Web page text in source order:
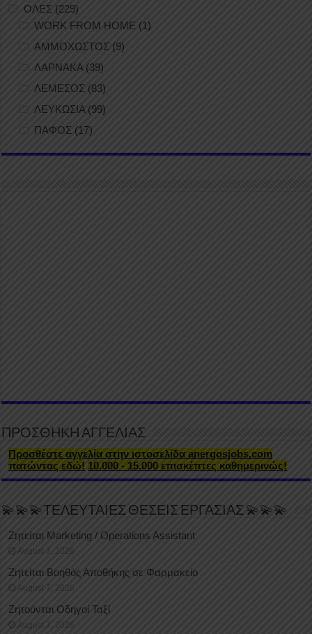
ΟΛΕΣ (229)
WORK FROM HOME (1)
ΑΜΜΟΧΩΣΤΟΣ (9)
ΛΑΡΝΑΚΑ (39)
ΛΕΜΕΣΟΣ (83)
ΛΕΥΚΩΣΙΑ(99)
ΠΑΦΟΣ (17)
ΠΡΟΣΘΗΚΗ ΑΓΓΕΛΙΑΣ
Προσθέστε αγγελία στην ιστοσελίδα anergosjobs.com
πατώντας εδώ! 10.000 - 15.000 επισκέπτες καθημερινώς!
💫💫💫ΤΕΛΕΥΤΑΙΕΣ ΘΕΣΕΙΣ ΕΡΓΑΣΙΑΣ 💫💫💫
Ζητείται Marketing / Operations Assistant
August 7, 2026
Ζητείται Βοηθός Αποθήκης σε Φαρμακείο
August 7, 2026
Ζητούνται Οδηγοί Ταξί
August 7, 2026